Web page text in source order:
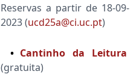
Reservas a partir de 18-09-
2023 (ucd25a@ci.uc.pt)
Cantinho da Leitura
(gratuita)